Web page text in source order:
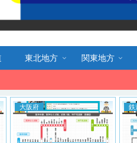
東北地方 関東地方
鉄道路線図